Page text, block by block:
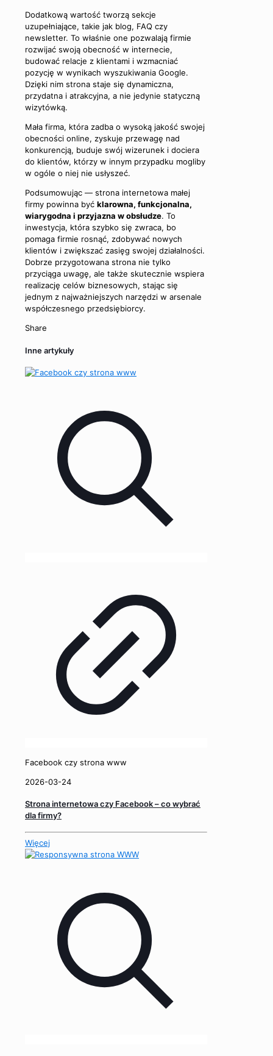
Dodatkową wartość tworzą sekcje
uzupełniające, takie jak blog, FAQ czy
newsletter. To właśnie one pozwalają firmie
rozwijać swoją obecność w internecie,
budować relacje z klientami i wzmacniać
pozycję w wynikach wyszukiwania Google.
Dzięki nim strona staje się dynamiczna,
przydatna i atrakcyjna, a nie jedynie statyczną
wizytówką.
Mała firma, która zadba o wysoką jakość swojej
obecności online, zyskuje przewagę nad
konkurencją, buduje swój wizerunek i dociera
do klientów, którzy w innym przypadku mogliby
w ogóle o niej nie usłyszeć.
Podsumowując — strona internetowa małej
firmy powinna być klarowna, funkcjonalna,
wiarygodna i przyjazna w obsłudze. To
inwestycja, która szybko się zwraca, bo
pomaga firmie rosnąć, zdobywać nowych
klientów i zwiększać zasięg swojej działalności.
Dobrze przygotowana strona nie tylko
przyciąga uwagę, ale także skutecznie wspiera
realizację celów biznesowych, stając się
jednym z najważniejszych narzędzi w arsenale
współczesnego przedsiębiorcy.
Share
Inne artykuły
Facebook czy strona www
2026-03-24
Strona internetowa czy Facebook – co wybrać
dla firmy?
Więcej